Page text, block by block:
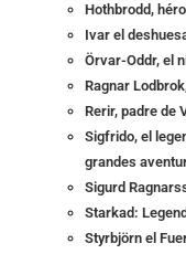
Hothbrodd,
Ivar el
Örvar-Oddr, el
Ragnar
Rerir, padre de
Sigfrido, el
grandes
Sigurd
Starkad:
Styrbjörn el